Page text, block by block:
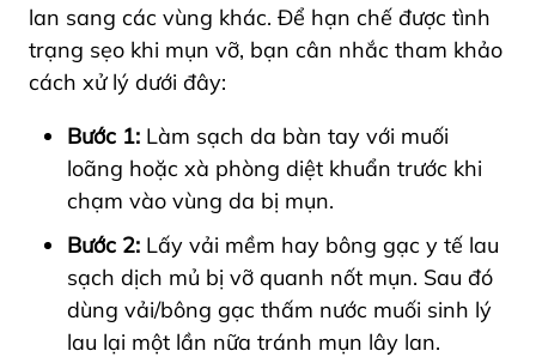
lan sang các vùng khác. Để hạn chế được tình
trạng sẹo khi mụn vỡ, bạn cân nhắc tham khảo
cách xử lý dưới đây:
Bước 1: Làm sạch da bàn tay với muối
loãng hoặc xà phòng diệt khuẩn trước khi
chạm vào vùng da bị mụn.
Bước 2: Lấy vải mềm hay bông gạc y tế lau
sạch dịch mủ bị vỡ quanh nốt mụn. Sau đó
dùng vải/bông gạc thấm nước muối sinh lý
lau lại một lần nữa tránh mụn lây lan.